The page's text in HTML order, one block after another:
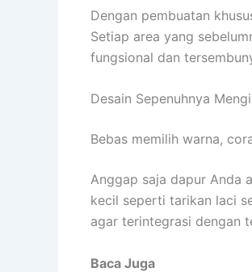
Dengan pembuatan
Setiap area yang
fungsional dan
Desain Sepenuhnya
Bebas memilih warna,
Anggap saja dapur Anda
kecil seperti tarikan laci
agar terintegrasi dengan
Baca Juga